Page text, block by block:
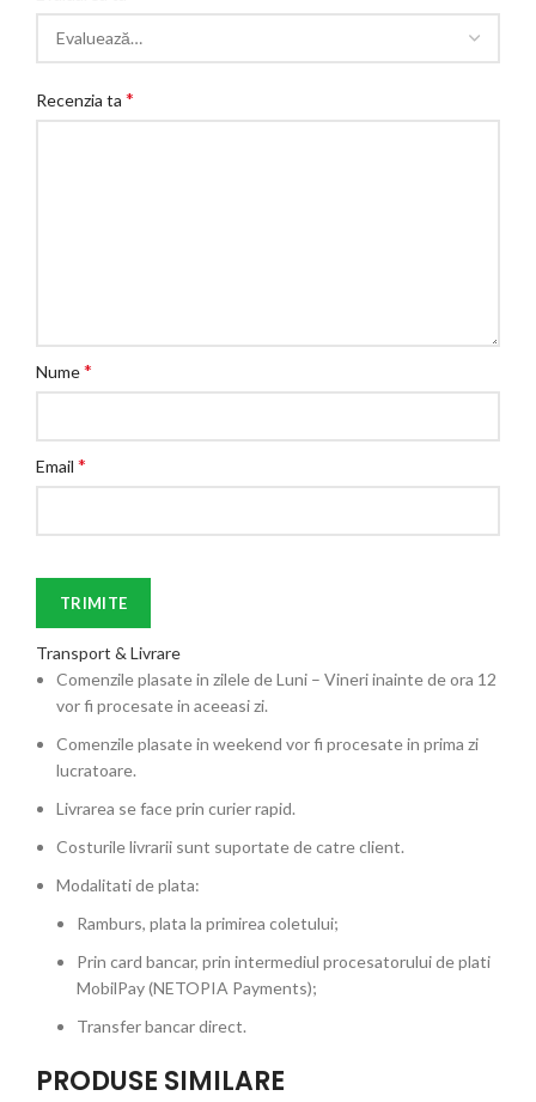
Recenzia ta *
Nume*
Email *
Transport & Livrare
Comenzile plasate in zilele de Luni – Vineri inainte de ora 12
vor fi procesate in aceeasi zi.
Comenzile plasate in weekend vor fi procesate in prima zi
lucratoare.
Livrarea se face prin curier rapid.
Costurile livrarii sunt suportate de catre client.
Modalitati de plata:
Ramburs, plata la primirea coletului;
Prin card bancar, prin intermediul procesatorului de plati
MobilPay (NETOPIA Payments);
Transfer bancar direct.
PRODUSE SIMILARE